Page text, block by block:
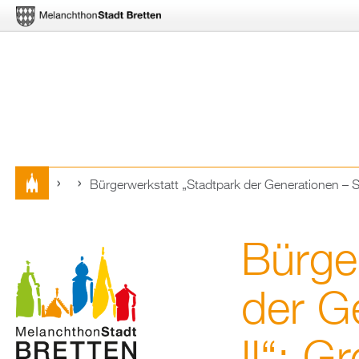
hier
Bür­ger­werk­statt „Stadt­park der Ge­ne­ra­tio­nen –
der